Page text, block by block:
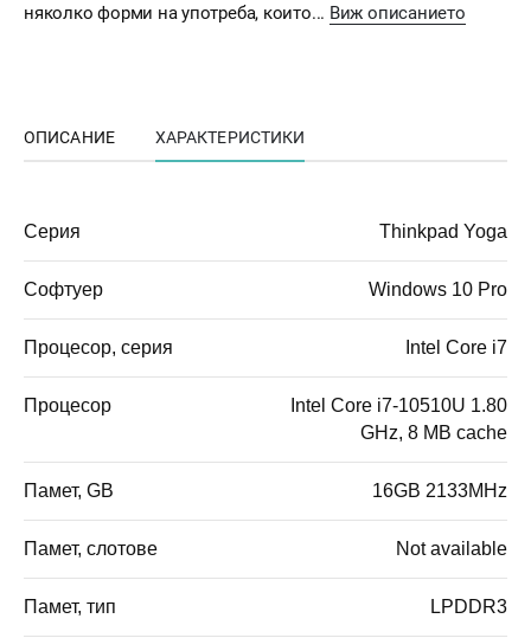
няколко форми на употреба, които... Виж описанието
ОПИСАНИЕ ХАРАКТЕРИСТИКИ
Серия Thinkpad Yoga
Софтуер Windows 10 Pro
Процесор, серия Intel Core i7
Процесор
Intel Core i7-10510U 1.80
GHz, 8 MB cache
Памет, GB 16GB 2133MHz
Памет, слотове Not available
Памет, тип LPDDR3